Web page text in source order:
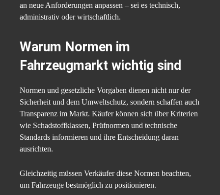
an neue Anforderungen anpassen – sei es technisch,
administrativ oder wirtschaftlich.
Warum Normen im
Fahrzeugmarkt wichtig sind
Normen und gesetzliche Vorgaben dienen nicht nur der
Sicherheit und dem Umweltschutz, sondern schaffen auch
Transparenz im Markt. Käufer können sich über Kriterien
wie Schadstoffklassen, Prüfnormen und technische
Standards informieren und ihre Entscheidung daran
ausrichten.
Gleichzeitig müssen Verkäufer diese Normen beachten,
um Fahrzeuge bestmöglich zu positionieren.